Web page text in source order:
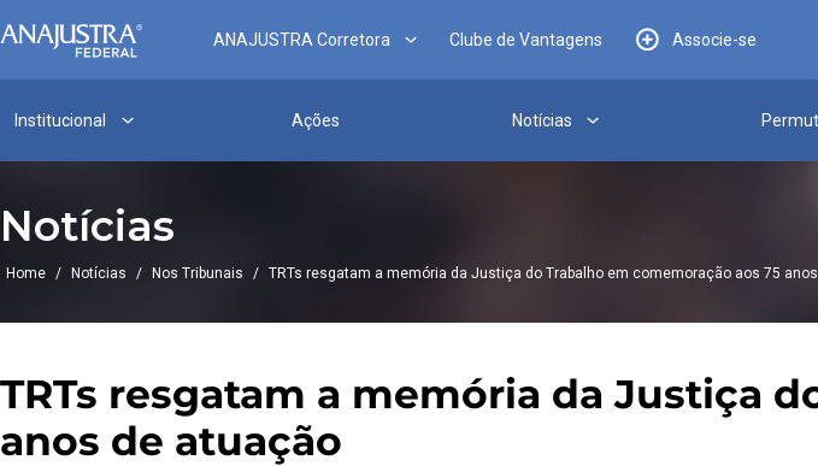
ANAJUSTRA Corretora Clube de Vantagens Associe-se
Institucional Ações Notícias
Notícias
Home / Notícias / Nos Tribunais / TRTs resgatam a memória da Justiça do Trabalho em comemoração aos 75
TRTs resgatam a memória da Justiça
anos de atuação